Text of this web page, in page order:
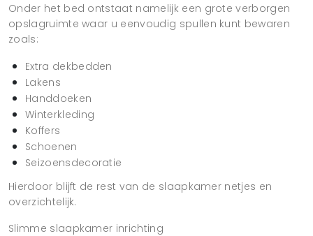
Onder het bed ontstaat namelijk een grote verborgen
opslagruimte waar u eenvoudig spullen kunt bewaren
zoals:
Extra dekbedden
Lakens
Handdoeken
Winterkleding
Koffers
Schoenen
Seizoensdecoratie
Hierdoor blijft de rest van de slaapkamer netjes en
overzichtelijk.
Slimme slaapkamer inrichting